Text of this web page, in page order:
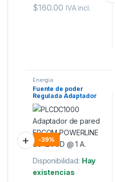
$160.00 IVA incl.
Energia
Fuente de poder
Regulada Adaptador
de pared EPCOM
POWERLINE de 12V 1A
-39%
Disponibilidad: Hay
existencias